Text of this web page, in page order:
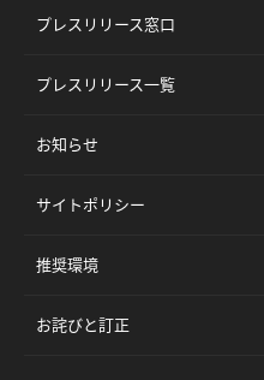
プレスリリース窓口
プレスリリース一覧
お知らせ
サイトポリシー
推奨環境
お詫びと訂正